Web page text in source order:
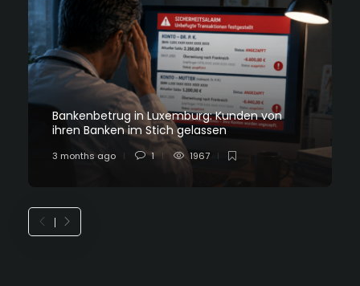
Bankenbetrug in Luxemburg: Kunden von
ihren Banken im Stich gelassen
3 months ago 1 1967